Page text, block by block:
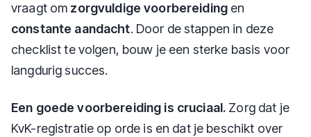
vraagt om zorgvuldige voorbereiding en
constante aandacht. Door de stappen in deze
checklist te volgen, bouw je een sterke basis voor
langdurig succes.
Een goede voorbereiding is cruciaal. Zorg dat je
KvK-registratie op orde is en dat je beschikt over